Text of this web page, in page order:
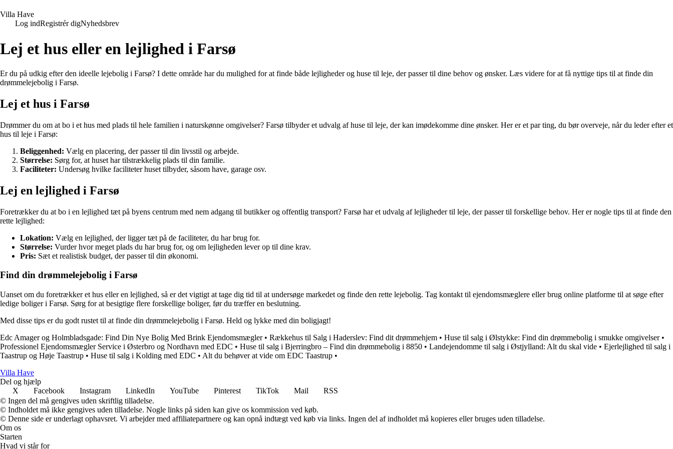
Villa Have
Log indRegistrér digNyhedsbrev
Lej et hus eller en lejlighed i Farsø
Er du på udkig efter den ideelle lejebolig i Farsø? I dette område har du mulighed for at finde både lejligheder og huse til leje, der passer til dine behov og ønsker. Læs videre for at få nyttige tips til at finde din
drømmelejebolig i Farsø.
Lej et hus i Farsø
Drømmer du om at bo i et hus med plads til hele familien i naturskønne omgivelser? Farsø tilbyder et udvalg af huse til leje, der kan imødekomme dine ønsker. Her er et par ting, du bør overveje, når du leder efter et
hus til leje i Farsø:
Beliggenhed: Vælg en placering, der passer til din livsstil og arbejde.
Størrelse: Sørg for, at huset har tilstrækkelig plads til din familie.
Faciliteter: Undersøg hvilke faciliteter huset tilbyder, såsom have, garage osv.
Lej en lejlighed i Farsø
Foretrækker du at bo i en lejlighed tæt på byens centrum med nem adgang til butikker og offentlig transport? Farsø har et udvalg af lejligheder til leje, der passer til forskellige behov. Her er nogle tips til at finde den
rette lejlighed:
Lokation: Vælg en lejlighed, der ligger tæt på de faciliteter, du har brug for.
Størrelse: Vurder hvor meget plads du har brug for, og om lejligheden lever op til dine krav.
Pris: Sæt et realistisk budget, der passer til din økonomi.
Find din drømmelejebolig i Farsø
Uanset om du foretrækker et hus eller en lejlighed, så er det vigtigt at tage dig tid til at undersøge markedet og finde den rette lejebolig. Tag kontakt til ejendomsmæglere eller brug online platforme til at søge efter
ledige boliger i Farsø. Sørg for at besigtige flere forskellige boliger, før du træffer en beslutning.
Med disse tips er du godt rustet til at finde din drømmelejebolig i Farsø. Held og lykke med din boligjagt!
Edc Amager og Holmbladsgade: Find Din Nye Bolig Med Brink Ejendomsmægler• Rækkehus til Salg i Haderslev: Find dit drømmehjem • Huse til salg i Ølstykke: Find din drømmebolig i smukke omgivelser•
Professionel Ejendomsmægler Service i Østerbro og Nordhavn med EDC • Huse til salg i Bjerringbro – Find din drømmebolig i 8850 • Landejendomme til salg i Østjylland: Alt du skal vide • Ejerlejlighed til salg i
Taastrup og Høje Taastrup • Huse til salg i Kolding med EDC • Alt du behøver at vide om EDC Taastrup •
Villa Have
Del og hjælp
X
Facebook Instagram LinkedIn YouTube Pinterest TikTok Mail
RSS
© Ingen del må gengives uden skriftlig tilladelse.
© Indholdet må ikke gengives uden tilladelse. Nogle links på siden kan give os kommission ved køb.
© Denne side er underlagt ophavsret. Vi arbejder med affiliatepartnere og kan opnå indtægt ved køb via links. Ingen del af indholdet må kopieres eller bruges uden tilladelse.
Om os
Starten
Hvad vi står for